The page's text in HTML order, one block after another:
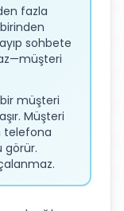
fazla
sohbete
müşteri
Müşteri
telefona
görür.